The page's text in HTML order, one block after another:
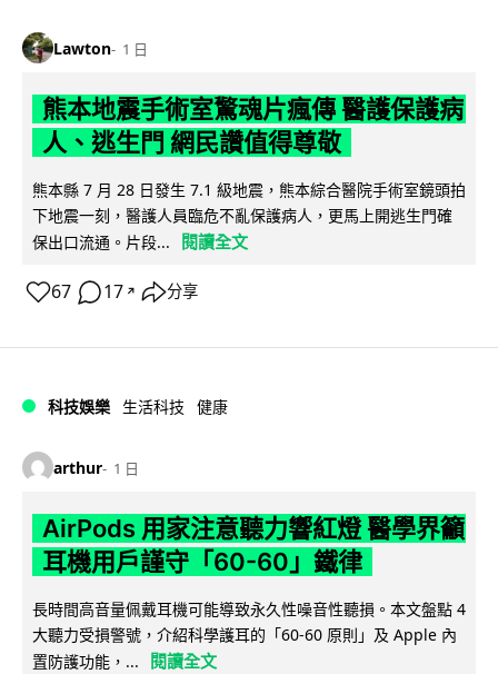
Lawton 1 日
熊本地震手術室驚魂片瘋傳 醫護保護病
人、逃生門 網民讚值得尊敬
熊本縣 7 月 28 日發生 7.1 級地震，熊本綜合醫院手術室鏡頭拍
下地震一刻，醫護人員臨危不亂保護病人，更馬上開逃生門確
保出口流通。片段...
閱讀全文
67 17 ↗ 分享
科技娛樂 生活科技 健康
arthur 1 日
AirPods 用家注意聽力響紅燈 醫學界籲
耳機用戶謹守「60-60」鐵律
長時間高音量佩戴耳機可能導致永久性噪音性聽損。本文盤點 4
大聽力受損警號，介紹科學護耳的「60-60 原則」及 Apple 內
置防護功能，...
閱讀全文